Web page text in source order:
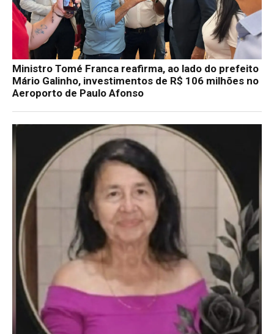
Ministro Tomé Franca reafirma, ao lado do prefeito
Mário Galinho, investimentos de R$ 106 milhões no
Aeroporto de Paulo Afonso